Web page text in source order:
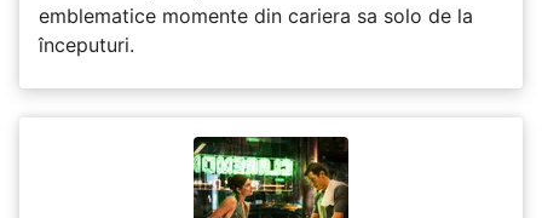
emblematice momente din cariera sa solo de la
începuturi.